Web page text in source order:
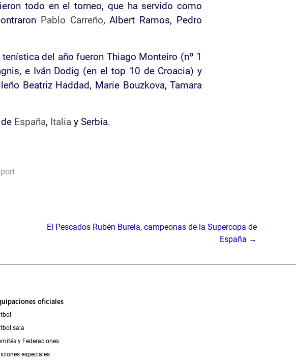
todo en el torneo, que ha servido como
Pablo Carreño, Albert Ramos, Pedro
del año fueron Thiago Monteiro (nº 1
e Iván Dodig (en el top 10 de Croacia) y
Beatriz Haddad, Marie Bouzkova, Tamara
España, Italiay Serbia.
El Pescados Rubén Burela, campeonas de la Supercopa de
España
oficiales
sala
y Federaciones
especiales